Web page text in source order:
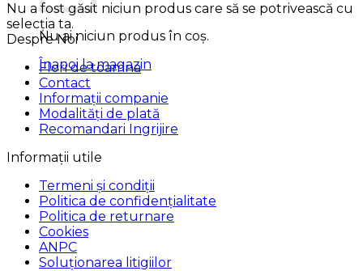
Nu ai niciun produs în coș.
Înapoi la magazin
Nu a fost găsit niciun produs care să se potrivească cu
selecția ta.
Despre Noi
Flori de toamna
Contact
Informații companie
Modalități de plată
Recomandari Ingrijire
Informații utile
Termeni și condiții
Politica de confidențialitate
Politica de returnare
Cookies
ANPC
Soluționarea litigiilor